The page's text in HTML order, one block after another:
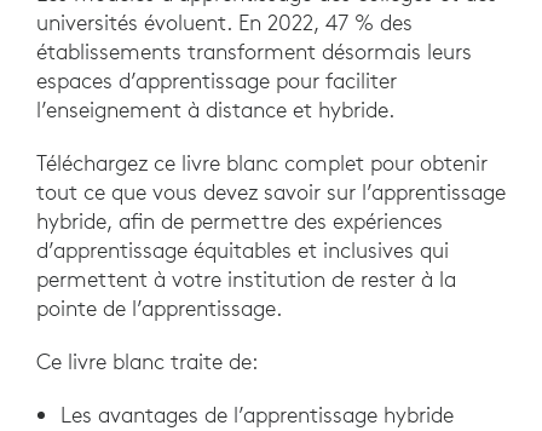
universités évoluent. En 2022, 47 % des
établissements transforment désormais leurs
espaces d’apprentissage pour faciliter
l’enseignement à distance et hybride.
Téléchargez ce livre blanc complet pour obtenir
tout ce que vous devez savoir sur l’apprentissage
hybride, afin de permettre des expériences
d’apprentissage équitables et inclusives qui
permettent à votre institution de rester à la
pointe de l’apprentissage.
Ce livre blanc traite de:
Les avantages de l’apprentissage hybride